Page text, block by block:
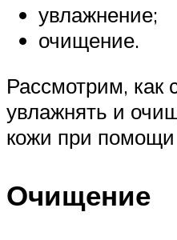
увлажнение;
очищение.
Рассмотрим, как
увлажнять и
кожи при
Очищение